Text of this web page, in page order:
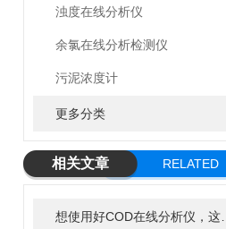
浊度在线分析仪
余氯在线分析检测仪
污泥浓度计
更多分类
相关文章
RELATED